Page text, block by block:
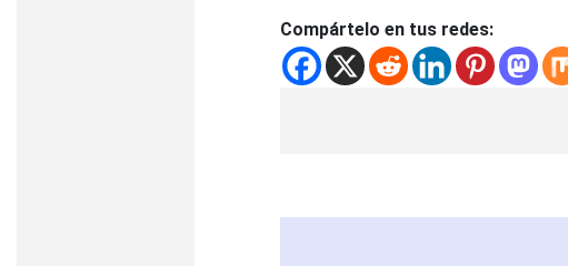
Compártelo en tus redes: